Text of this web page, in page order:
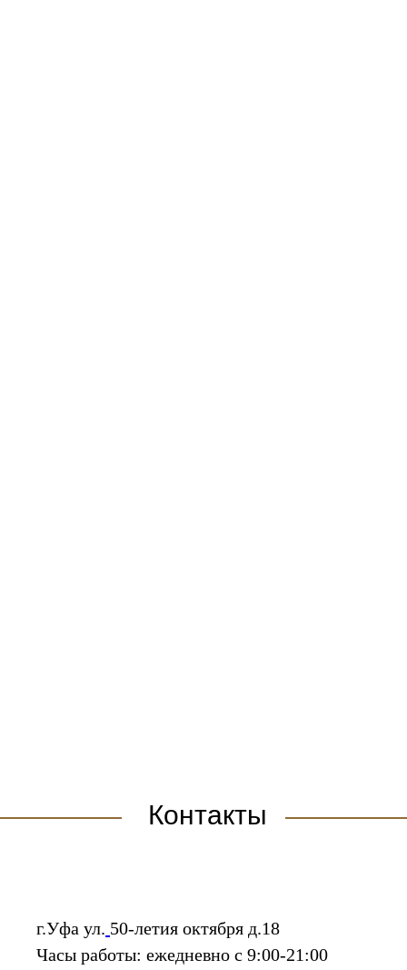
Контакты
г.Уфа ул. 50-летия октября д.18
Часы работы: ежедневно с 9:00-21:00